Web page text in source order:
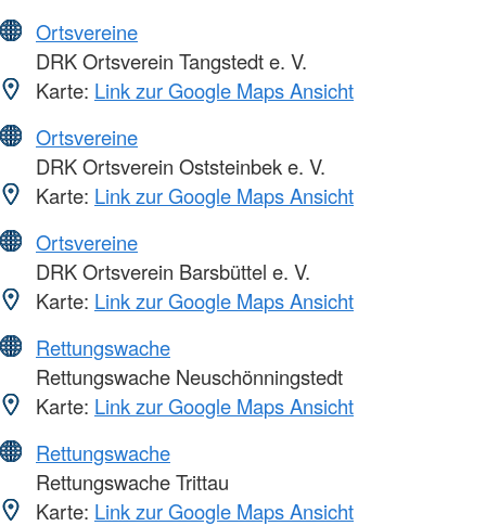
Ortsvereine
DRK Ortsverein Tangstedt e. V.
Karte: Link zur Google Maps Ansicht
Ortsvereine
DRK Ortsverein Oststeinbek e. V.
Karte: Link zur Google Maps Ansicht
Ortsvereine
DRK Ortsverein Barsbüttel e. V.
Karte: Link zur Google Maps Ansicht
Rettungswache
Rettungswache Neuschönningstedt
Karte: Link zur Google Maps Ansicht
Rettungswache
Rettungswache Trittau
Karte: Link zur Google Maps Ansicht